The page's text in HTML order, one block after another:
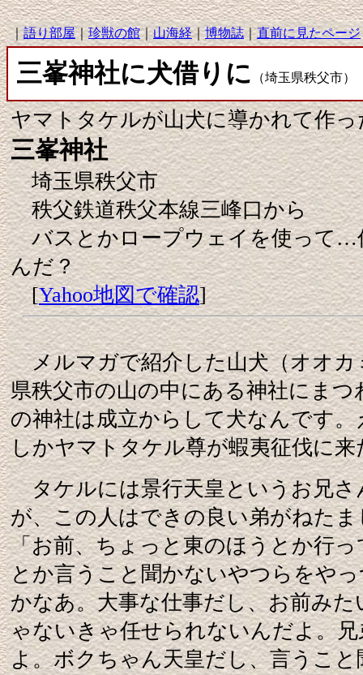
｜語り部屋｜珍獣の館｜山海経｜博物誌｜直前に見たページ
三峯神社に犬借りに （埼玉県秩父市）
ヤマトタケルが山犬に導かれて作っ
三峯神社
埼玉県秩父市
秩父鉄道秩父本線三峰口から
バスとかロープウェイを使って…
んだ？
[Yahoo地図で確認]
メルマガで紹介した山犬（オオカ
県秩父市の山の中にある神社にま
の神社は成立からして犬なんです
しかヤマトタケル尊が蝦夷征伐に
タケルには景行天皇というお兄さ
が、この人はできの良い弟がねた
「お前、ちょっと東のほうとか行
とか言うこと聞かないやつらをや
かなあ。大事な仕事だし、お前み
ゃないきゃ任せられないんだよ。
よ。ボクちゃん天皇だし、言うこ